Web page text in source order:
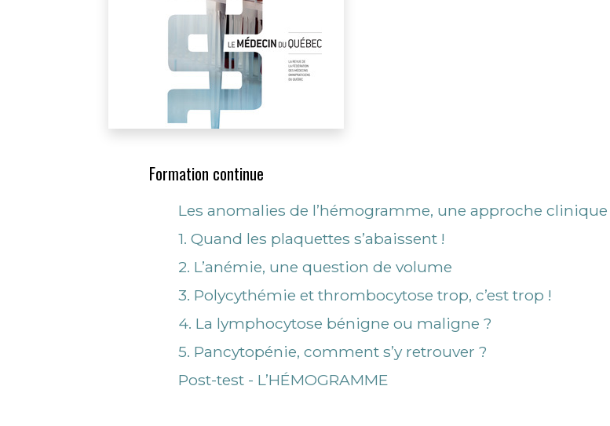
Formation continue
Les anomalies de l’hémogramme, une approche clinique
1. Quand les plaquettes s’abaissent !
2. L’anémie, une question de volume
3. Polycythémie et thrombocytose trop, c’est trop !
4. La lymphocytose bénigne ou maligne ?
5. Pancytopénie, comment s’y retrouver ?
Post-test - L’HÉMOGRAMME